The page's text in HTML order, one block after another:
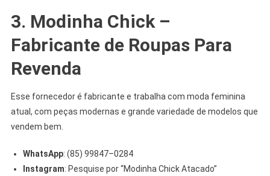
3. Modinha Chick –
Fabricante de Roupas Para
Revenda
Esse fornecedor é fabricante e trabalha com moda feminina
atual, com peças modernas e grande variedade de modelos que
vendem bem.
WhatsApp: (85) 99847–0284
Instagram: Pesquise por “Modinha Chick Atacado”